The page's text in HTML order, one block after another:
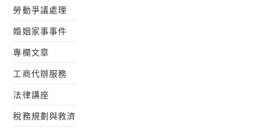
勞動爭議處理
婚姻家事事件
專欄文章
工商代辦服務
法律講座
稅務規劃與救濟